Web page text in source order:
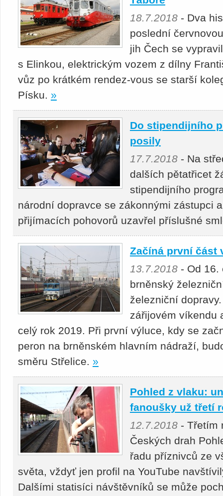
18.7.2018 - Dva
poslední
jih Čech se
s Elinkou, elektrickým vozem z dílny
vůz po krátkém rendez-vous se starší
Písku. »
Do stipendijního
posily
17.7.2018 - Na
dalších pětatřicet
stipendijního
národní dopravce se zákonnými zástupci
přijímacích pohovorů uzavřel příslušné
Začíná první část
13.7.2018 - Od 16.
brněnský
železniční
zářijovém víkendu
celý rok 2019. Při první výluce, kdy se
peron na brněnském hlavním nádraží,
směru Střelice. »
Pohled z vlaku:
fanoušky už třetí
12.7.2018 - Třetím
Českých drah
řadu příznivců ze
světa, vždyť jen profil na YouTube
Dalšími statisíci návštěvníků se může